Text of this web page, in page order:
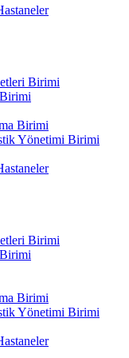
Birimi
Birimi
Yönetimi Birimi
Birimi
Birimi
Yönetimi Birimi